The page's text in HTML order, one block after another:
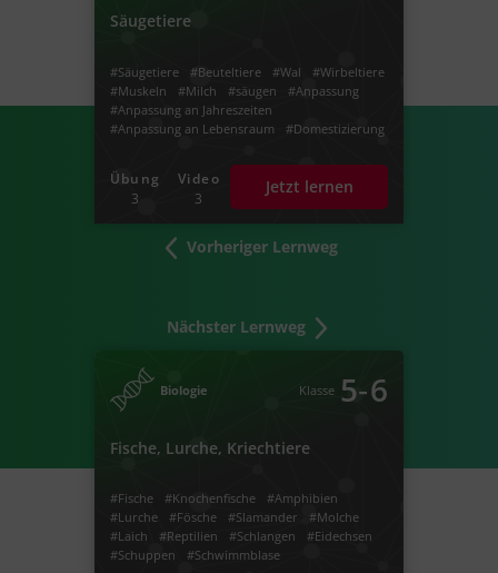
Vorheriger Lernweg
Säugetiere
#Säugetiere #Beuteltiere #Wal
#Wirbeltiere
#Muskeln
#Milch #säugen
#Anpassung
#Anpassung an Jahreszeiten
#Anpassung an Lebensraum
#Domestizierung
Übung
3
Video
3
Jetzt lernen
Nächster Lernweg
Biologie Klasse 5‐6
Fische, Lurche, Kriechtiere
#Fische #Knochenfische
#Amphibien
#Lurche
#Fösche #Slamander
#Molche
#Laich
#Reptilien #Schlangen
#Eidechsen
#Schuppen
#Schwimmblase